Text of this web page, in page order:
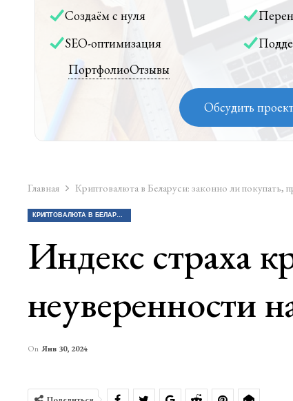
Создаём с нуля
SEO-оптимизация
ПортфолиоОтзывы
Обсудить проект
Главная Криптовалюта в Беларуси: законно ли покупать,
КРИПТОВАЛЮТА В БЕЛАРУСИ: ЗАКОННО ЛИ ПОКУПАТЬ, ПРОДАВАТЬ КРИПТУ?
Индекс страха
неуверенности
On Янв 30, 2024